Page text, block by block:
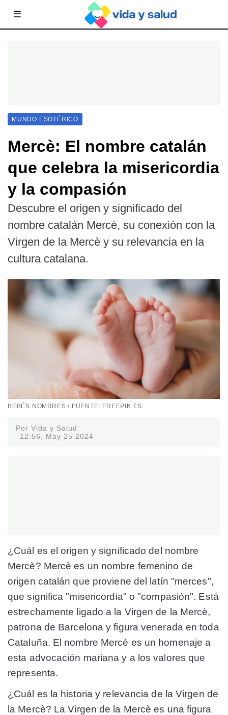
☰
MUNDO ESOTÉRICO
Mercè: El nombre catalán
que celebra la misericordia
y la compasión
Descubre el origen y significado del
nombre catalán Mercè, su conexión con la
Virgen de la Mercè y su relevancia en la
cultura catalana.
BEBÉS NOMBRES / FUENTE: FREEPIK.ES
Por Vida y Salud
12:56, May 25 2024
¿Cuál es el origen y significado del nombre
Mercè? Mercè es un nombre femenino de
origen catalán que proviene del latín "merces",
que significa "misericordia" o "compasión". Está
estrechamente ligado a la Virgen de la Mercè,
patrona de Barcelona y figura venerada en toda
Cataluña. El nombre Mercè es un homenaje a
esta advocación mariana y a los valores que
representa.
¿Cuál es la historia y relevancia de la Virgen de
la Mercè? La Virgen de la Mercè es una figura